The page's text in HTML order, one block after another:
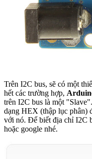
Trên I2C bus, sẽ có một
hết các trường hợp,
trên I2C bus là một
dạng HEX (thập lục phân)
với nó. Để biết địa chỉ I2C
hoặc google nhé.